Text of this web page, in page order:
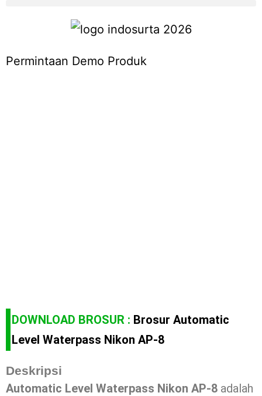
Permintaan Demo Produk
DOWNLOAD BROSUR : Brosur Automatic
Level Waterpass Nikon AP-8
Deskripsi
Automatic Level Waterpass Nikon AP-8 adalah